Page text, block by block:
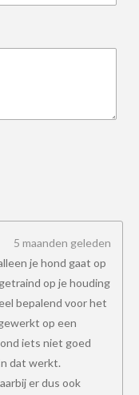
5 maanden geleden
je hond gaat op
op je houding
bepalend voor het
op een
iets niet goed
dat werkt.
er dus ook